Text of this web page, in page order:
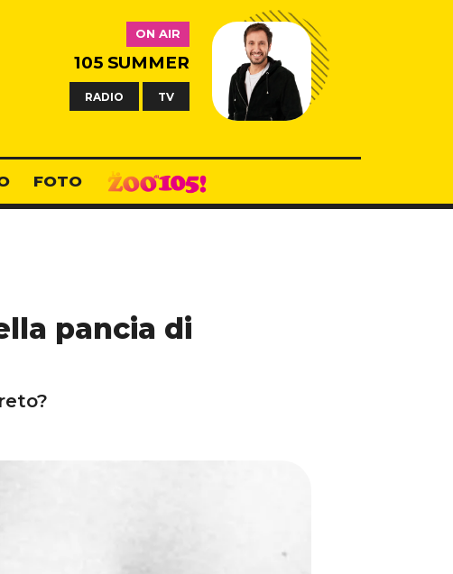
ON AIR
105 SUMMER
RADIO TV
FOTO
pancia di